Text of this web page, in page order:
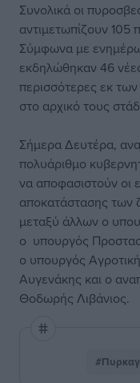
Συνολικά οι
αντιμετωπίζουν 105
Σύμφωνα με
εκδηλώθηκαν 46
περισσότερες εκ
στο αρχικό τους
Σήμερα Δευτέρα,
πολυάριθμο
να αποφασιστούν οι
αποκατάστασης των
μεταξύ άλλων ο
ο υπουργός
ο υπουργός
Αυγενάκης και ο
Θοδωρής Λιβάνιος.